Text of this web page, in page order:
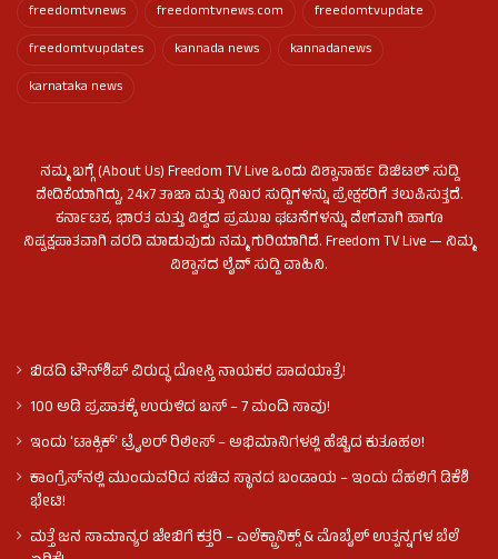
freedomtvnews
freedomtvnews.com
freedomtvupdate
freedomtvupdates
kannada news
kannadanews
karnataka news
ನಮ್ಮ ಬಗ್ಗೆ (About Us) Freedom TV Live ಒಂದು ವಿಶ್ವಾಸಾರ್ಹ ಡಿಜಿಟಲ್ ಸುದ್ದಿ
ವೇದಿಕೆಯಾಗಿದ್ದು, 24x7 ತಾಜಾ ಮತ್ತು ನಿಖರ ಸುದ್ದಿಗಳನ್ನು ಪ್ರೇಕ್ಷಕರಿಗೆ ತಲುಪಿಸುತ್ತದೆ.
ಕರ್ನಾಟಕ, ಭಾರತ ಮತ್ತು ವಿಶ್ವದ ಪ್ರಮುಖ ಘಟನೆಗಳನ್ನು ವೇಗವಾಗಿ ಹಾಗೂ
ನಿಷ್ಪಕ್ಷಪಾತವಾಗಿ ವರದಿ ಮಾಡುವುದು ನಮ್ಮ ಗುರಿಯಾಗಿದೆ. Freedom TV Live — ನಿಮ್ಮ
ವಿಶ್ವಾಸದ ಲೈವ್ ಸುದ್ದಿ ವಾಹಿನಿ.
ಬಿಡದಿ ಟೌನ್‌ಶಿಪ್‌ ವಿರುದ್ಧ ದೋಸ್ತಿ ನಾಯಕರ ಪಾದಯಾತ್ರೆ!
100 ಅಡಿ ಪ್ರಪಾತಕ್ಕೆ ಉರುಳಿದ ಬಸ್‌ – 7 ಮಂದಿ ಸಾವು!
ಇಂದು ʻಟಾಕ್ಸಿಕ್ʼ ಟ್ರೈಲರ್ ರಿಲೀಸ್‌ – ಅಭಿಮಾನಿಗಳಲ್ಲಿ ಹೆಚ್ಚಿದ ಕುತೂಹಲ!
ಕಾಂಗ್ರೆಸ್​ನಲ್ಲಿ ಮುಂದುವರಿದ ಸಚಿವ ಸ್ಥಾನದ ಬಂಡಾಯ – ಇಂದು ದೆಹಲಿಗೆ ಡಿಕೆಶಿ
ಭೇಟಿ!
ಮತ್ತೆ ಜನ ಸಾಮಾನ್ಯರ ಜೇಬಿಗೆ ಕತ್ತರಿ – ಎಲೆಕ್ಟ್ರಾನಿಕ್ಸ್ & ಮೊಬೈಲ್ ಉತ್ಪನ್ನಗಳ ಬೆಲೆ